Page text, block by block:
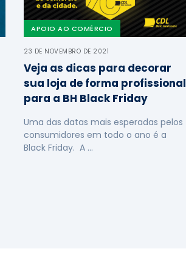
APOIO AO COMÉRCIO
23 DE NOVEMBRO DE 2021
Veja as dicas para decorar
sua loja de forma profissional
para a BH Black Friday
Uma das datas mais esperadas pelos
consumidores em todo o ano é a
Black Friday. A …